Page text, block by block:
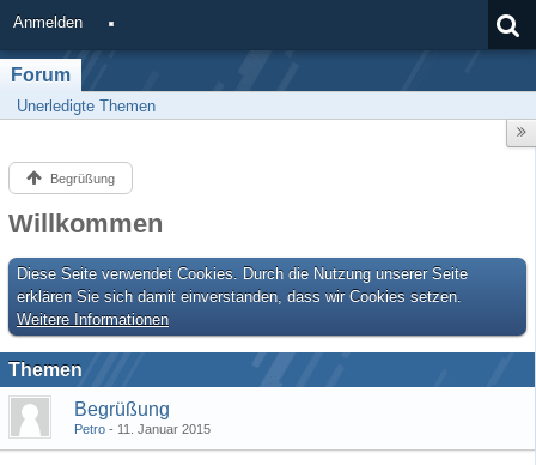
Anmelden
Forum
Unerledigte Themen
Begrüßung
Willkommen
Diese Seite verwendet Cookies. Durch die Nutzung unserer Seite
erklären Sie sich damit einverstanden, dass wir Cookies setzen.
Weitere Informationen
Themen
Begrüßung
Petro 11. Januar 2015